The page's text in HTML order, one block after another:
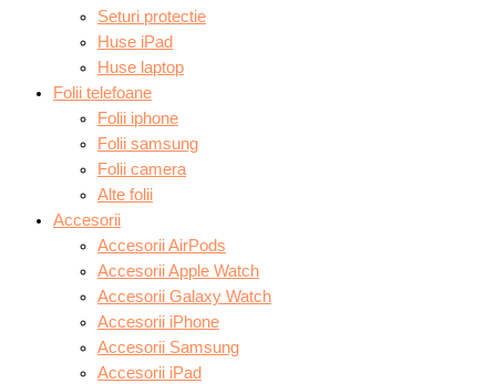
Seturi protectie
Huse iPad
Huse laptop
Folii telefoane
Folii iphone
Folii samsung
Folii camera
Alte folii
Accesorii
Accesorii AirPods
Accesorii Apple Watch
Accesorii Galaxy Watch
Accesorii iPhone
Accesorii Samsung
Accesorii iPad